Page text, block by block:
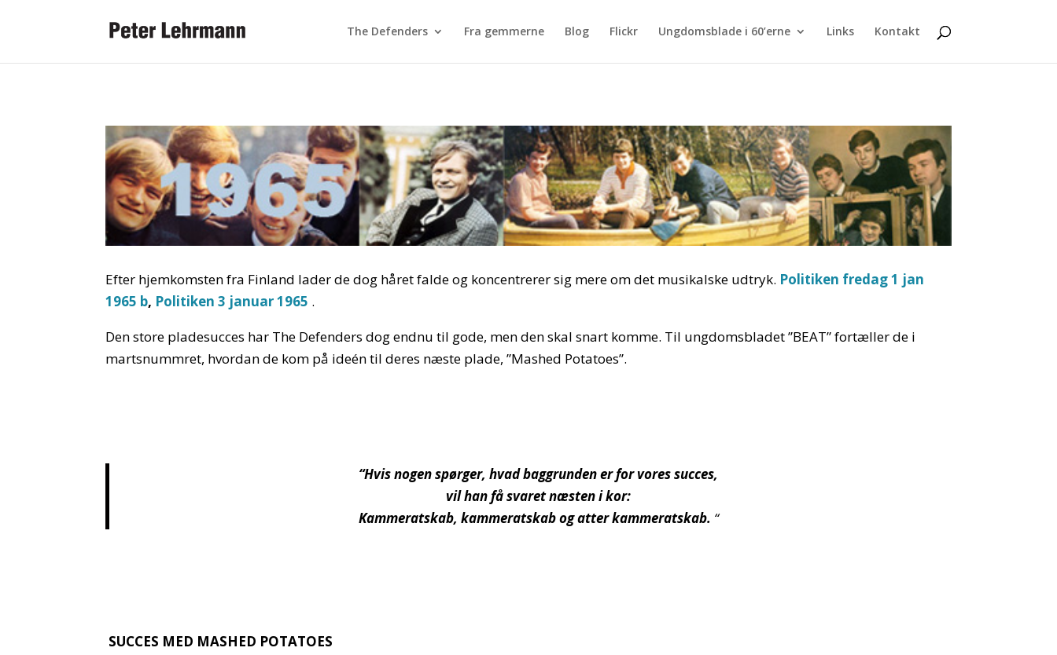
The Defenders Fra gemmerne Blog Flickr Ungdomsblade i 60’erne Links Kontakt
Efter hjemkomsten fra Finland lader de dog håret falde og koncentrerer sig mere om det musikalske udtryk. Politiken fredag 1 jan
1965 b, Politiken 3 januar 1965 .
Den store pladesucces har The Defenders dog endnu til gode, men den skal snart komme. Til ungdomsbladet ”BEAT” fortæller de i
martsnummret, hvordan de kom på ideén til deres næste plade, ”Mashed Potatoes”.
“Hvis nogen spørger, hvad baggrunden er for vores succes,
vil han få svaret næsten i kor:
Kammeratskab, kammeratskab og atter kammeratskab. “
SUCCES MED MASHED POTATOES